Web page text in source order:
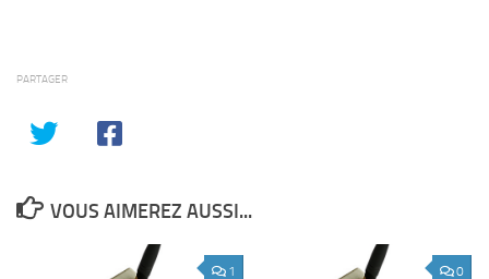
PARTAGER
VOUS AIMEREZ AUSSI...
1 0